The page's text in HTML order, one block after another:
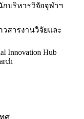
กบริหารวิจัยจุฬาฯ
วสารงานวิจัยและ
Innovation Hub
ศ